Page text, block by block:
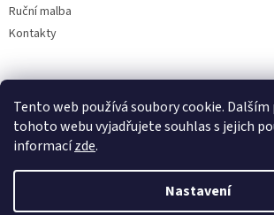
Tento web používá soubory cookie.
tohoto webu vyjadřujete souhlas s jejich
informacízde.
Nastavení
Ruční malba
Kontakty
Facebook